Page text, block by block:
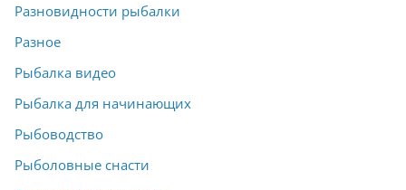
Разновидности рыбалки
Разное
Рыбалка видео
Рыбалка для начинающих
Рыбоводство
Рыболовные снасти